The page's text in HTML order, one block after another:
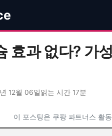
효과 없다? 가
12월 06일읽는 시간 17분
이 포스팅은 쿠팡 파트너스 활